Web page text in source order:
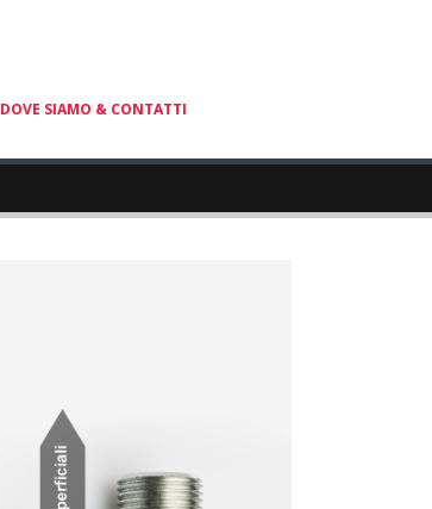
DOVE SIAMO & CONTATTI